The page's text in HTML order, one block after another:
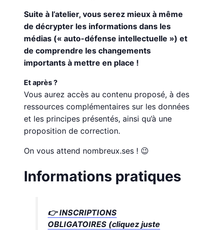
Suite à l’atelier, vous serez mieux à même
de décrypter les informations dans les
médias (« auto-défense intellectuelle ») et
de comprendre les changements
importants à mettre en place !
Et après ?
Vous aurez accès au contenu proposé, à des
ressources complémentaires sur les données
et les principes présentés, ainsi qu’à une
proposition de correction.
On vous attend nombreux.ses ! 😉
Informations pratiques
👉INSCRIPTIONS
OBLIGATOIRES (cliquez juste